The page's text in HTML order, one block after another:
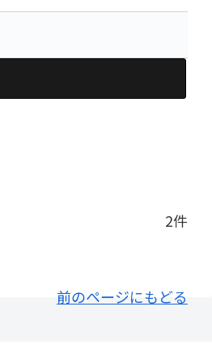
2件
前のページにもどる